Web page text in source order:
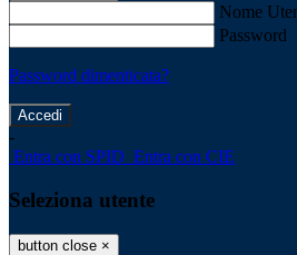
Nome
Password
Password dimenticata?
-
Entra con SPID Entra con CIE
Seleziona utente
button close ×